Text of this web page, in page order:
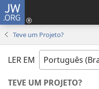
JW.ORG
Teve um Projeto?
LER EM
TEVE UM PROJETO?